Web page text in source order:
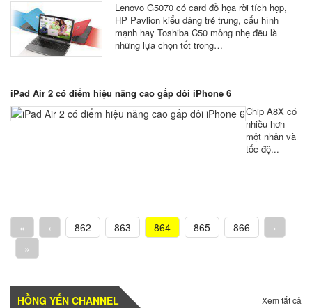
Lenovo G5070 có card đồ họa rời tích hợp,
HP Pavlion kiểu dáng trẻ trung, cấu hình
mạnh hay Toshiba C50 mỏng nhẹ đều là
những lựa chọn tốt trong…
iPad Air 2 có điểm hiệu năng cao gấp đôi iPhone 6
Chip A8X có
nhiều hơn
một nhân và
tốc độ...
« ‹ 862 863 864 865 866
›
»
HỒNG YẾN CHANNEL Xem tất cả